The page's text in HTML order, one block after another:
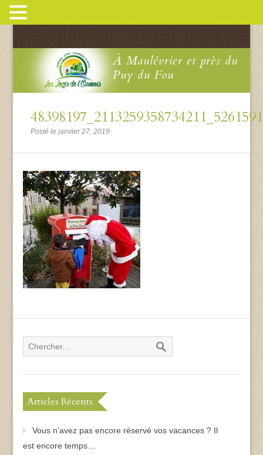
À Maulévrier et près du
Puy du Fou
Posté le janvier 27, 2019
Articles Récents
Vous n’avez pas encore réservé vos vacances ? Il
est encore temps…